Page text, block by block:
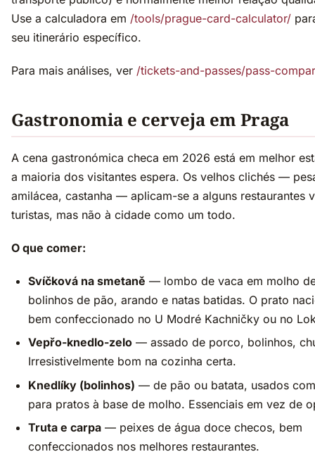
Use a calculadora em /tools/prague-card-calculator/
seu itinerário específico.
Para mais análises, ver /tickets-and-passes/pass-
Gastronomia e cerveja em Praga
A cena gastronómica checa em 2026 está em melhor
a maioria dos visitantes espera. Os velhos clichés —
amilácea, castanha — aplicam-se a alguns restaurantes
turistas, mas não à cidade como um todo.
O que comer:
Svíčková na smetaně — lombo de vaca em molho
bolinhos de pão, arando e natas batidas. O prato
bem confeccionado no U Modré Kachničky ou no
Vepřo-knedlo-zelo — assado de porco, bolinhos,
Irresistivelmente bom na cozinha certa.
Knedlíky (bolinhos) — de pão ou batata, usados
para pratos à base de molho. Essenciais em vez de
Truta e carpa — peixes de água doce checos, bem
confeccionados nos melhores restaurantes.